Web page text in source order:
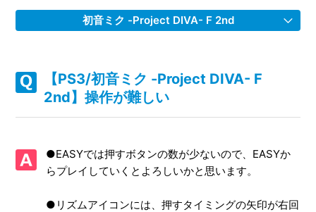
初音ミク -Project DIVA- F 2nd
演出なしのPVを見る方法はあるのか
【PS3/初音ミク -Project DIVA- F 2nd】プレイ動画やゲーム
画面写真（スクリーンショット含む）を、動画サイト/ブロ
【PS3/初音ミク -Project DIVA- F
2nd】操作が難しい
●EASYでは押すボタンの数が少ないので、EASYか
らプレイしていくとよろしいかと思います。
●リズムアイコンには、押すタイミングの矢印が右回